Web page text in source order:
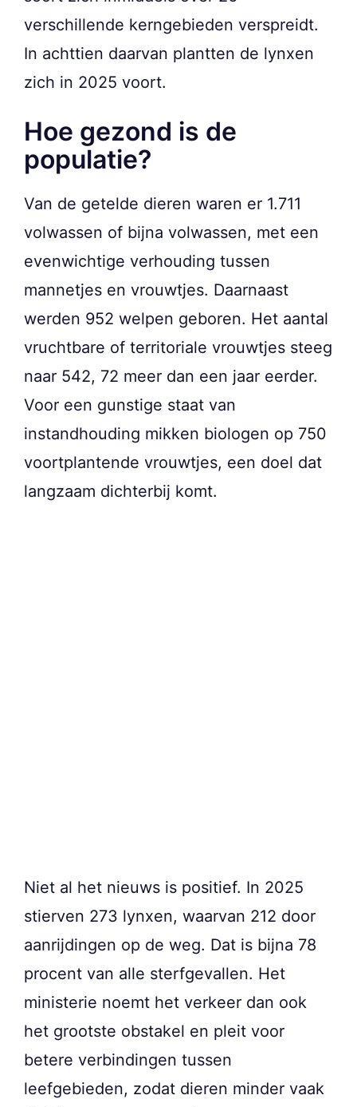
verschillende kerngebieden verspreidt.
In achttien daarvan plantten de lynxen
zich in 2025 voort.
Hoe gezond is de
populatie?
Van de getelde dieren waren er 1.711
volwassen of bijna volwassen, met een
evenwichtige verhouding tussen
mannetjes en vrouwtjes. Daarnaast
werden 952 welpen geboren. Het aantal
vruchtbare of territoriale vrouwtjes steeg
naar 542, 72 meer dan een jaar eerder.
Voor een gunstige staat van
instandhouding mikken biologen op 750
voortplantende vrouwtjes, een doel dat
langzaam dichterbij komt.
Niet al het nieuws is positief. In 2025
stierven 273 lynxen, waarvan 212 door
aanrijdingen op de weg. Dat is bijna 78
procent van alle sterfgevallen. Het
ministerie noemt het verkeer dan ook
het grootste obstakel en pleit voor
betere verbindingen tussen
leefgebieden, zodat dieren minder vaak